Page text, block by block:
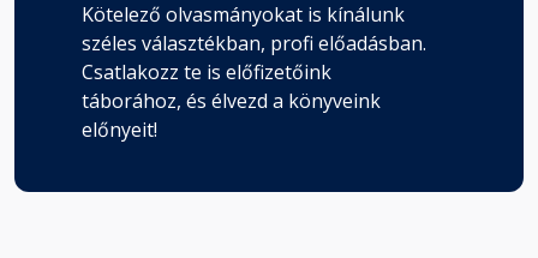
Kötelező olvasmányokat is kínálunk
széles választékban, profi előadásban.
Csatlakozz te is előfizetőink
táborához, és élvezd a könyveink
előnyeit!